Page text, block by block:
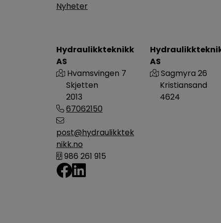
Hydraulikkteknikk
AS
Hvamsvingen 7
Skjetten
2013
67062150
post@hydraulikktek
nikk.no
986 261 915
Nyheter
AS
Sagmyra 26
Kristiansand
4624